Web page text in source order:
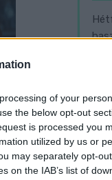
of your
the below opt-out
is processed you
utilized by us or
may separately opt-
on the IAB’s list of